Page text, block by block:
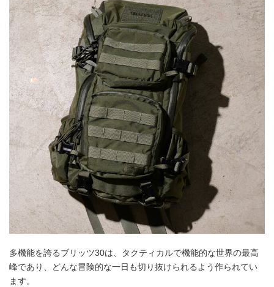
多機能を誇るブリッツ30は、タクティカルで機能的な世界の最高
峰であり、どんな冒険的な一日も切り抜けられるよう作られてい
ます。